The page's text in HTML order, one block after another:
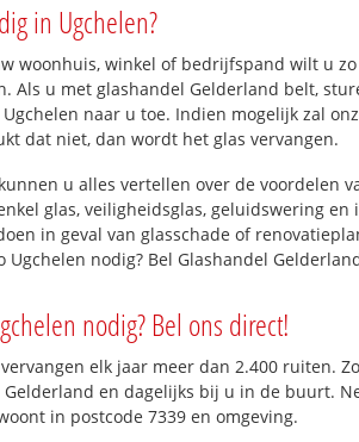
in Ugchelen?
woonhuis, winkel of bedrijfspand wilt u
Als u met glashandel Gelderland belt,
naar u toe. Indien mogelijk zal
dat niet, dan wordt het glas vervangen.
u alles vertellen over de voordelen
glas, veiligheidsglas, geluidswering en
in geval van glasschade of
Ugchelen nodig? Bel Glashandel
nodig? Bel ons direct!
elk jaar meer dan 2.400 ruiten.
en dagelijks bij u in de buurt.
in postcode 7339 en omgeving.